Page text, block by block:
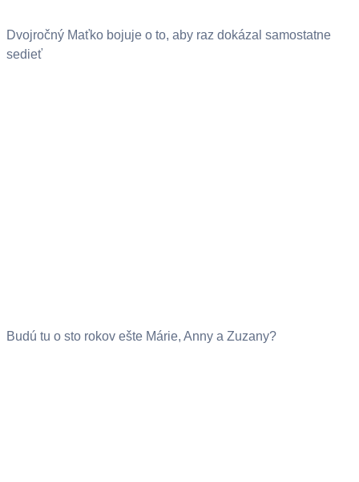
Dvojročný Maťko bojuje o to, aby raz dokázal samostatne
sedieť
Budú tu o sto rokov ešte Márie, Anny a Zuzany?